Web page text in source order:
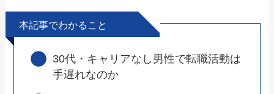
本記事でわかること
30代・キャリアなし男性で転職活動は
手遅れなのか